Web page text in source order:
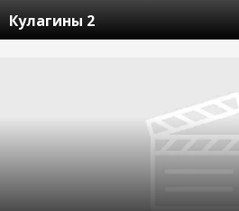
Кулагины 2